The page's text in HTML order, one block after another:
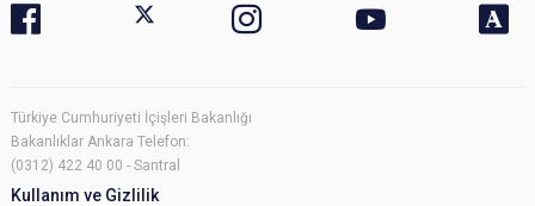
Türkiye Cumhuriyeti İçişleri Bakanlığı
Bakanlıklar Ankara Telefon:
(0312) 422 40 00 - Santral
Kullanım ve Gizlilik